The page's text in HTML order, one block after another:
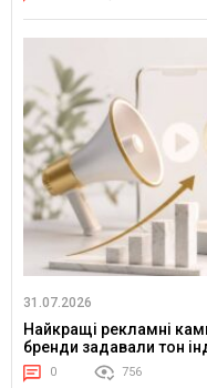
31.07.2026
Найкращі рекламні
бренди задавали тон
0 756